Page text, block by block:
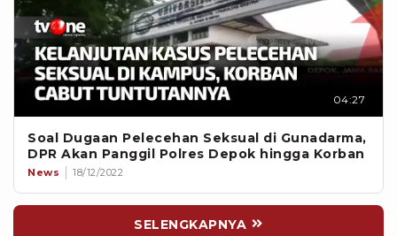
04:27
Soal Dugaan Pelecehan Seksual di Gunadarma,
DPR Akan Panggil Polres Depok hingga Korban
News 18/12/2022
SELENGKAPNYA